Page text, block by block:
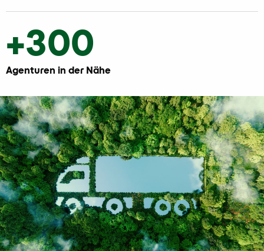
+300
Agenturen in der Nähe